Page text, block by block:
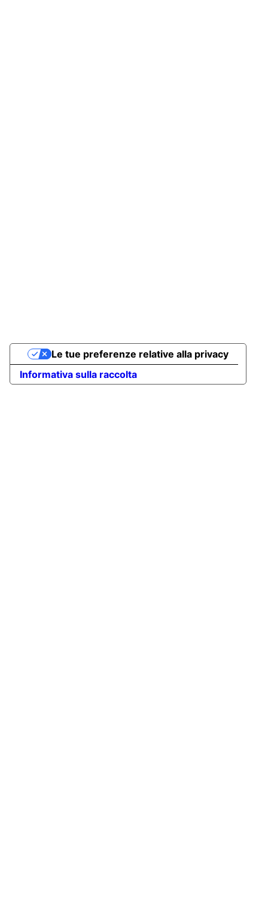
Informativa sulla raccolta
Le tue preferenze relative alla privacy